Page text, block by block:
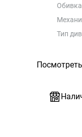
Тип